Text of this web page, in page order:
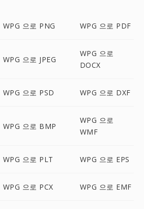
WPG 으로 PNG WPG 으로 PDF
WPG 으로 JPEG
WPG 으로
DOCX
WPG 으로 PSD WPG 으로 DXF
WPG 으로 BMP
WPG 으로
WMF
WPG 으로 PLT WPG 으로 EPS
WPG 으로 PCX WPG 으로 EMF